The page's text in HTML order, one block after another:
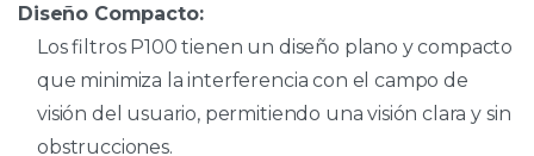
Diseño Compacto:
Los filtros P100 tienen un diseño plano y compacto
que minimiza la interferencia con el campo de
visión del usuario, permitiendo una visión clara y sin
obstrucciones.